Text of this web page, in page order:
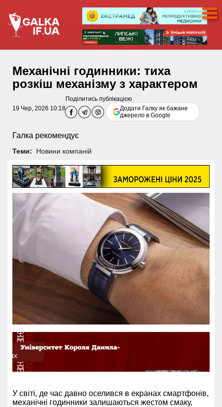
Механічні годинники: тиха
розкіш механізму з характером
19 Чер, 2026 10:18
Поділитись публікацією
Додати Галку як бажане
джерело в Google
Галка рекомендує
Теми: Новини компаній
У світі, де час давно оселився в екранах смартфонів,
механічні годинники залишаються жестом смаку,